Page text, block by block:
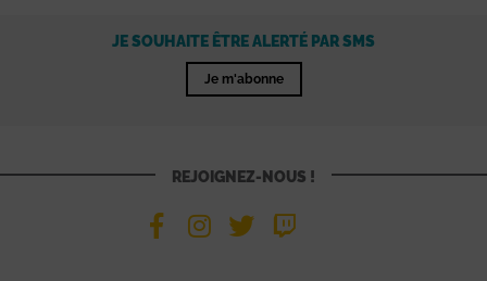
JE SOUHAITE ÊTRE ALERTÉ PAR SMS
Je m'abonne
REJOIGNEZ-NOUS !